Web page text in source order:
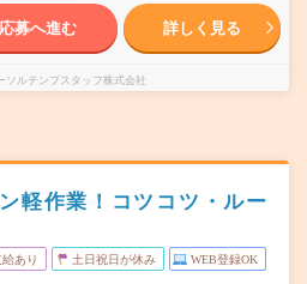
応募へ進む 詳しく見る
ソルテンプスタッフ株式会社
軽作業！コツコツ・ルー
あり 土日祝日が休み WEB登録OK